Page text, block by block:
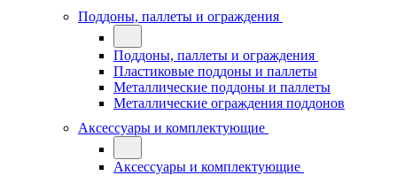
Поддоны, паллеты и ограждения
Поддоны, паллеты и ограждения
Пластиковые поддоны и паллеты
Металлические поддоны и паллеты
Металлические ограждения поддонов
Аксессуары и комплектующие
Аксессуары и комплектующие